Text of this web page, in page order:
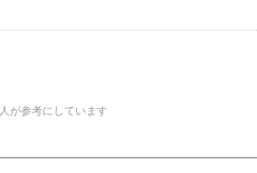
人が参考にしています